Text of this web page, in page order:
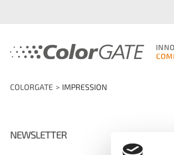
COLORGATE IMPRESSION
NEWSLETTER